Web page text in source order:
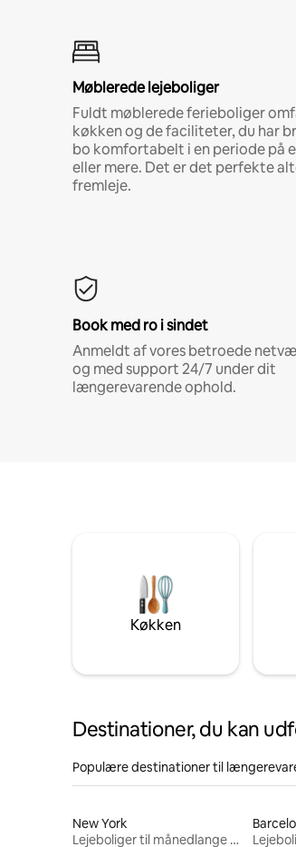
Møblerede lejeboliger
Fuldt møblerede ferieboliger
køkken og de faciliteter, du har
bo komfortabelt i en periode på
eller mere. Det er det perfekte
fremleje.
Book med ro i sindet
Anmeldt af vores betroede
og med support 24/7 under dit
længerevarende ophold.
Køkken
Destinationer, du kan
Populære destinationer til
New York
Lejeboliger til månedlange ophold